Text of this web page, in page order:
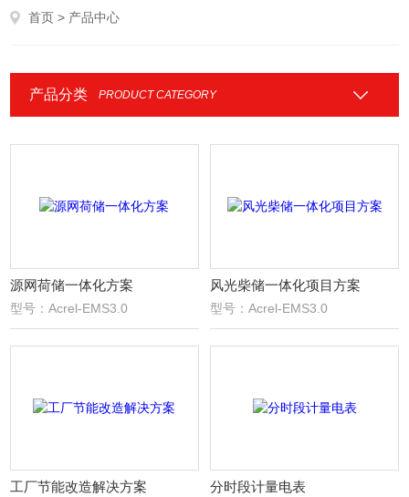
首页 > 产品中心
产品分类 PRODUCT CATEGORY
源网荷储一体化方案
型号：Acrel-EMS3.0
风光柴储一体化项目方案
型号：Acrel-EMS3.0
工厂节能改造解决方案 分时段计量电表